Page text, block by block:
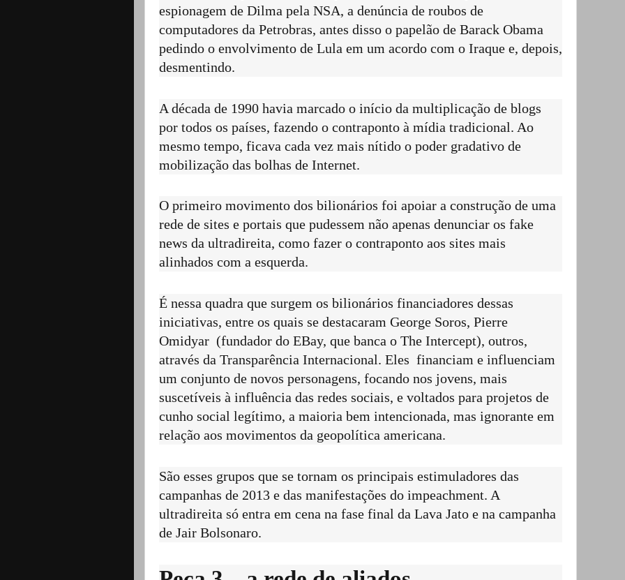
espionagem de Dilma pela NSA, a denúncia de roubos de
computadores da Petrobras, antes disso o papelão de Barack Obama
pedindo o envolvimento de Lula em um acordo com o Iraque e, depois,
desmentindo.
A década de 1990 havia marcado o início da multiplicação de blogs
por todos os países, fazendo o contraponto à mídia tradicional. Ao
mesmo tempo, ficava cada vez mais nítido o poder gradativo de
mobilização das bolhas de Internet.
O primeiro movimento dos bilionários foi apoiar a construção de uma
rede de sites e portais que pudessem não apenas denunciar os fake
news da ultradireita, como fazer o contraponto aos sites mais
alinhados com a esquerda.
É nessa quadra que surgem os bilionários financiadores dessas
iniciativas, entre os quais se destacaram George Soros, Pierre
Omidyar (fundador do EBay, que banca o The Intercept), outros,
através da Transparência Internacional. Eles financiam e influenciam
um conjunto de novos personagens, focando nos jovens, mais
suscetíveis à influência das redes sociais, e voltados para projetos de
cunho social legítimo, a maioria bem intencionada, mas ignorante em
relação aos movimentos da geopolítica americana.
São esses grupos que se tornam os principais estimuladores das
campanhas de 2013 e das manifestações do impeachment. A
ultradireita só entra em cena na fase final da Lava Jato e na campanha
de Jair Bolsonaro.